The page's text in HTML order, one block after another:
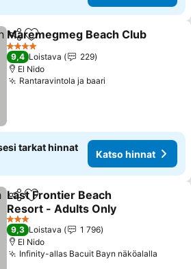
Jaa Lisää suosikkeihin
Maremegmeg Beach Club
4 Tähtiluokitus
9,4 Loistava
229
El Nido
Rantaravintola ja baari
tarkat hinnat
Katso hinnat
Jaa Lisää suosikkeihin
Last Frontier Beach
Resort - Adults Only
3 Tähtiluokitus
9,3 Loistava
1 796
El Nido
Infinity-allas Bacuit Bayn näköalalla